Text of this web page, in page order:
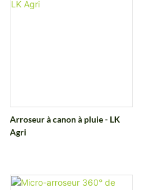
Arroseur à canon à pluie - LK
Agri